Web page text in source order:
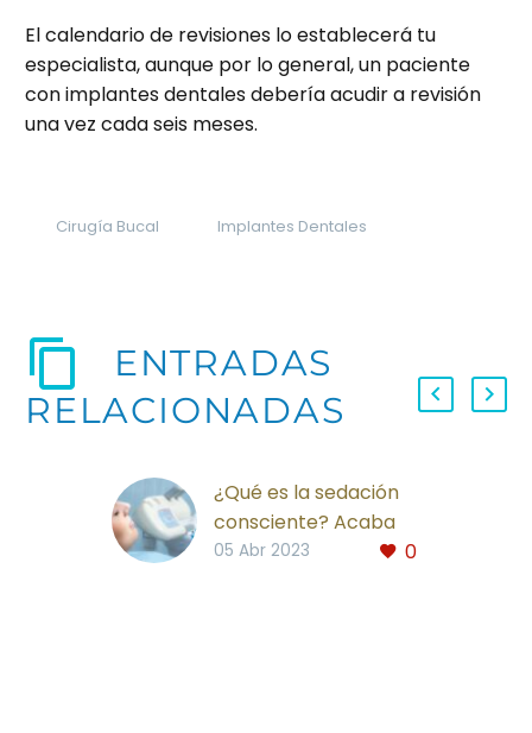
El calendario de revisiones lo establecerá tu
especialista, aunque por lo general, un paciente
con implantes dentales debería acudir a revisión
una vez cada seis meses.
Cirugía Bucal Implantes Dentales
ENTRADAS
RELACIONADAS
¿Qué es la sedación
consciente? Acaba
con tu miedo al
0
05 Abr 2023